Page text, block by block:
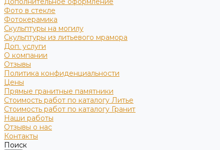
Фото в стекле
Фотокерамика
Скульптуры на могилу
Скульптуры из литьевого мрамора
Доп. услуги
О компании
Отзывы
Политика конфиденциальности
Цены
Прямые гранитные памятники
Стоимость работ по каталогу Литье
Стоимость работ по каталогу Гранит
Наши работы
Отзывы о нас
Контакты
Поиск